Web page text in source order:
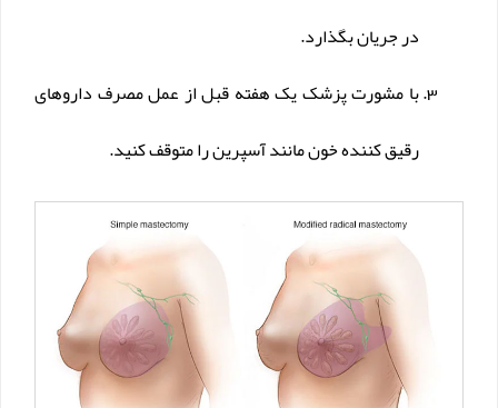
در جریان بگذارد.
با مشورت پزشک یک هفته قبل از عمل مصرف داروهای
رقیق کننده خون مانند آسپرین را متوقف کنید.